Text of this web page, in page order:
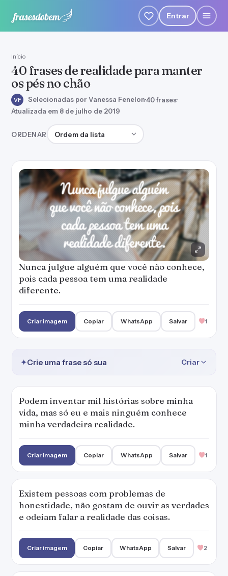
Entrar
Início
40 frases de realidade para manter
os pés no chão
VF Selecionadas por Vanessa Fenelon·40 frases·
Atualizada em 8 de julho de 2019
ORDENAR Ordenar frases
Nunca julgue alguém que você não conhece,
pois cada pessoa tem uma realidade
diferente.
Criar imagem Copiar WhatsApp Salvar 1
✦Crie uma frase só sua Criar
Podem inventar mil histórias sobre minha
vida, mas só eu e mais ninguém conhece
minha verdadeira realidade.
Criar imagem Copiar WhatsApp Salvar 1
Existem pessoas com problemas de
honestidade, não gostam de ouvir as verdades
e odeiam falar a realidade das coisas.
Criar imagem Copiar WhatsApp Salvar 2